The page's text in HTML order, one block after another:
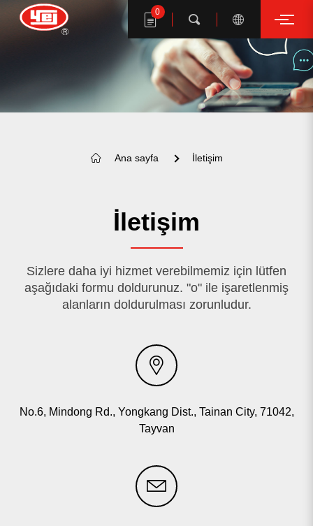
0
Arama
ANAHTAR KELİME ÖNERİ
Diğer plastik işleme hatları
Arama sonuçları
Ana sayfa İletişim
İletişim
Sizlere daha iyi hizmet verebilmemiz için lütfen
aşağıdaki formu doldurunuz. "o" ile işaretlenmiş
alanların doldurulması zorunludur.
No.6, Mindong Rd., Yongkang Dist., Tainan City, 71042,
Tayvan